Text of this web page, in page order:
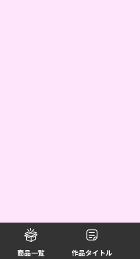
商品一覧 作品タイトル